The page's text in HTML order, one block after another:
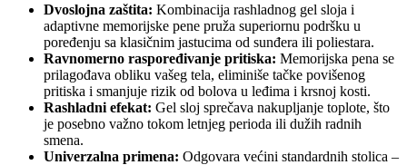
Dvoslojna zaštita: Kombinacija rashladnog gel sloja i
adaptivne memorijske pene pruža superiornu podršku u
poređenju sa klasičnim jastucima od sunđera ili poliestara.
Ravnomerno raspoređivanje pritiska: Memorijska pena se
prilagođava obliku vašeg tela, eliminiše tačke povišenog
pritiska i smanjuje rizik od bolova u leđima i krsnoj kosti.
Rashladni efekat: Gel sloj sprečava nakupljanje toplote, što
je posebno važno tokom letnjeg perioda ili dužih radnih
smena.
Univerzalna primena: Odgovara većini standardnih stolica –